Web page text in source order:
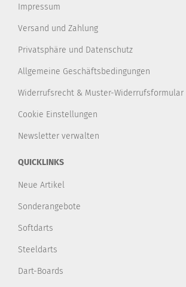
Impressum
Versand und Zahlung
Privatsphäre und Datenschutz
Allgemeine Geschäftsbedingungen
Widerrufsrecht & Muster-Widerrufsformular
Cookie Einstellungen
Newsletter verwalten
QUICKLINKS
Neue Artikel
Sonderangebote
Softdarts
Steeldarts
Dart-Boards